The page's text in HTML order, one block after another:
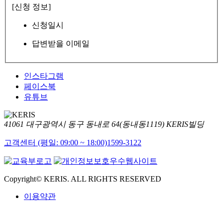
[신청 정보]
신청일시
답변받을 이메일
인스타그램
페이스북
유튜브
41061 대구광역시 동구 동내로 64(동내동1119) KERIS빌딩
고객센터 (평일: 09:00 ~ 18:00)1599-3122
Copyright© KERIS. ALL RIGHTS RESERVED
이용약관